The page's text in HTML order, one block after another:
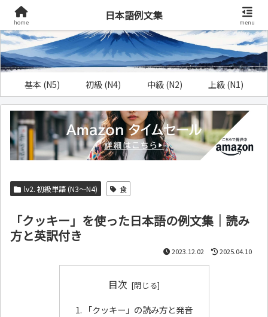
基本 (N5) 初級 (N4) 中級 (N2) 上級 (N1)
lv2. 初級単語 (N3～N4) 食
「クッキー」を使った日本語の例文集｜読み
方と英訳付き
2023.12.02 2025.04.10
目次
「クッキー」の読み方と発音
home
日本語例文集
menu